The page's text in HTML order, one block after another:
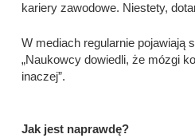
kariery zawodowe. Niestety,
W mediach regularnie pojawiają
„Naukowcy dowiedli, że mózgi
inaczej”.
Jak jest naprawdę?